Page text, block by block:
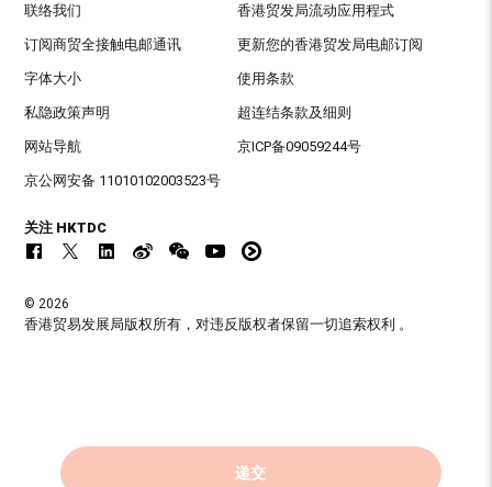
递交
联络我们 香港贸发局流动应用程式
订阅商贸全接触电邮通讯 更新您的香港贸发局电邮订阅
字体大小 使用条款
私隐政策声明 超连结条款及细则
网站导航 京ICP备09059244号
京公网安备 11010102003523号
关注 HKTDC
© 2026
香港贸易发展局版权所有，对违反版权者保留一切追索权利 。